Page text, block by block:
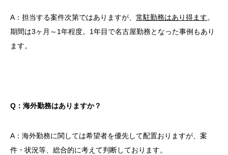
A：担当する案件次第ではありますが、 常駐勤務はあり得ます。
期間は3ヶ月～1年程度。1年目で名古屋勤務となった事例もあり
ます。
Q：海外勤務はありますか？
A：海外勤務に関しては希望者を優先して配置おりますが、案
件・状況等、総合的に考えて判断しております。